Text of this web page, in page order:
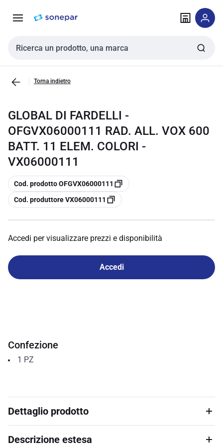
navigazione alla
Cerca input
Torna indietro
GLOBAL DI FARDELLI -
OFGVX06000111 RAD. ALL. VOX 600
BATT. 11 ELEM. COLORI -
VX06000111
copia
Cod. prodotto OFGVX06000111
copia
Cod. produttore VX06000111
Accedi per visualizzare prezzi e disponibilità
Accedi
Confezione
1 PZ
Dettaglio prodotto
Descrizione estesa